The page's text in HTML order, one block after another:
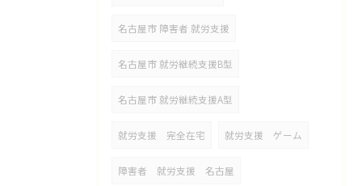
名古屋市 障害者 就労支援
名古屋市 就労継続支援B型
名古屋市 就労継続支援A型
就労支援 完全在宅 就労支援 ゲーム
障害者 就労支援 名古屋